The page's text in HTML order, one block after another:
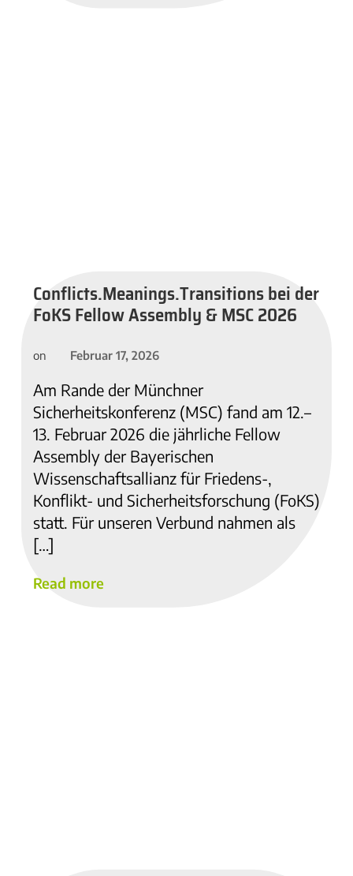
Conflicts.Meanings.Transitions bei der
FoKS Fellow Assembly & MSC 2026
on Februar 17, 2026
Am Rande der Münchner
Sicherheitskonferenz (MSC) fand am 12.–
13. Februar 2026 die jährliche Fellow
Assembly der Bayerischen
Wissenschaftsallianz für Friedens-,
Konflikt- und Sicherheitsforschung (FoKS)
statt. Für unseren Verbund nahmen als
[…]
Read more